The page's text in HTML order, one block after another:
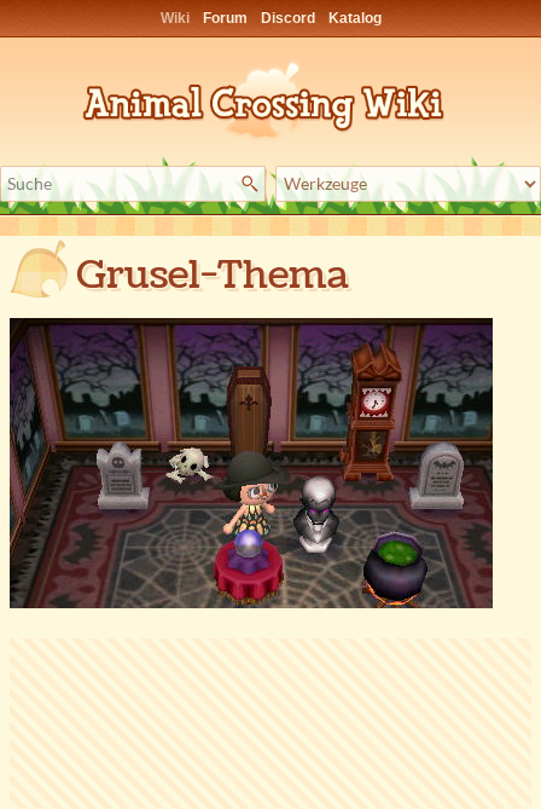
Wiki Forum Discord Katalog
Grusel-Thema